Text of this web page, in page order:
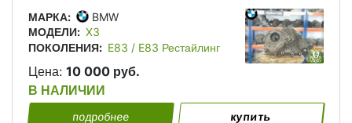
МАРКА:
BMW
МОДЕЛИ: X3
ПОКОЛЕНИЯ: E83 / E83 Рестайлинг
Цена: 10 000 руб.
В НАЛИЧИИ
подробнее купить